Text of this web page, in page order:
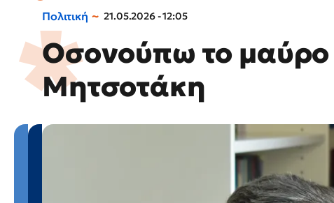
Πολιτική 21.05.2026 - 12:05
Οσονούπω το μαύρο
Μητσοτάκη